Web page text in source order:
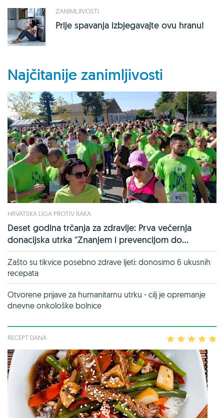
ZANIMLJIVOSTI
Prije spavanja izbjegavajte ovu hranu!
Najčitanije zanimljivosti
HRVATSKA LIGA PROTIV RAKA
Deset godina trčanja za zdravlje: Prva večernja
donacijska utrka "Znanjem i prevencijom do...
Zašto su tikvice posebno zdrave ljeti: donosimo 6 ukusnih
recepata
Otvorene prijave za humanitarnu utrku - cilj je opremanje
dnevne onkološke bolnice
RECEPT DANA 2 3 4